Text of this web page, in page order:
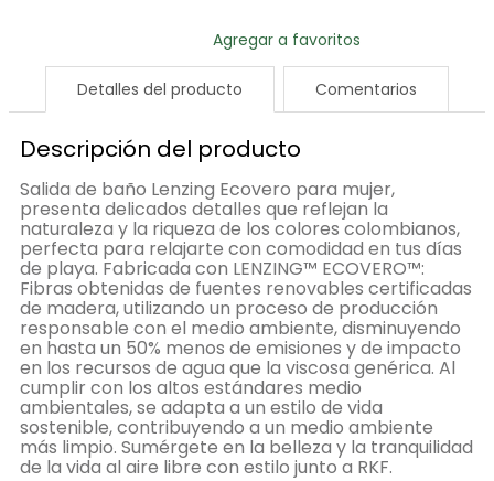
Detalles del producto Comentarios
Descripción del producto
Salida de baño Lenzing Ecovero para mujer,
presenta delicados detalles que reflejan la
naturaleza y la riqueza de los colores colombianos,
perfecta para relajarte con comodidad en tus días
de playa. Fabricada con LENZING™ ECOVERO™:
Fibras obtenidas de fuentes renovables certificadas
de madera, utilizando un proceso de producción
responsable con el medio ambiente, disminuyendo
en hasta un 50% menos de emisiones y de impacto
en los recursos de agua que la viscosa genérica. Al
cumplir con los altos estándares medio
ambientales, se adapta a un estilo de vida
sostenible, contribuyendo a un medio ambiente
más limpio. Sumérgete en la belleza y la tranquilidad
de la vida al aire libre con estilo junto a RKF.